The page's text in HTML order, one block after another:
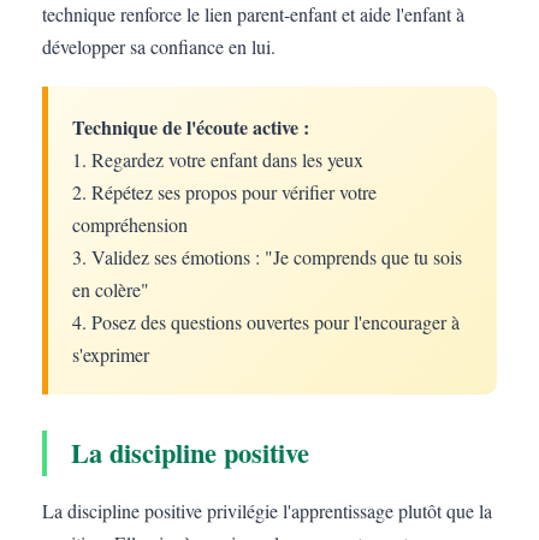
technique renforce le lien parent-enfant et aide l'enfant à
développer sa confiance en lui.
Technique de l'écoute active :
1. Regardez votre enfant dans les yeux
2. Répétez ses propos pour vérifier votre
compréhension
3. Validez ses émotions : "Je comprends que tu sois
en colère"
4. Posez des questions ouvertes pour l'encourager à
s'exprimer
La discipline positive
La discipline positive privilégie l'apprentissage plutôt que la